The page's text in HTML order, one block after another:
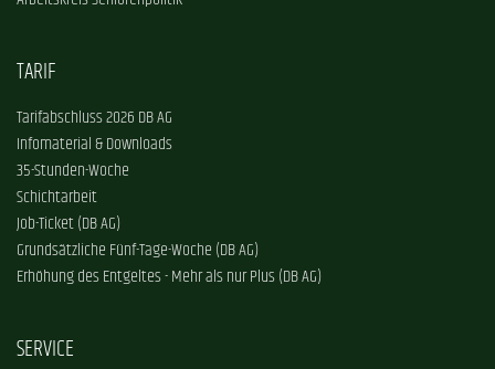
TARIF
Tarifabschluss 2026 DB AG
Infomaterial & Downloads
35-Stunden-Woche
Schichtarbeit
Job-Ticket (DB AG)
Grundsätzliche Fünf-Tage-Woche (DB AG)
Erhöhung des Entgeltes - Mehr als nur Plus (DB AG)
SERVICE